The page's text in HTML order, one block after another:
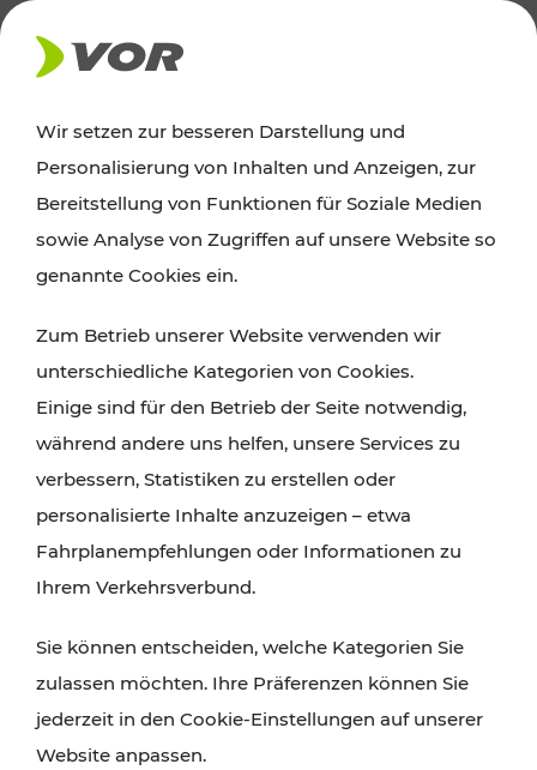
AKTUELLES
News
Alle wichtigen Meldungen zu Fahrplanänderungen,
finden Sie hier im Überblick.
Wir setzen zur besseren Darstellung und
Personalisierung von Inhalten und Anzeigen, zur
Bereitstellung von Funktionen für Soziale Medien
sowie Analyse von Zugriffen auf unsere Website so
genannte Cookies ein.
Zum Betrieb unserer Website verwenden wir
unterschiedliche Kategorien von Cookies.
Einige sind für den Betrieb der Seite notwendig,
während andere uns helfen, unsere Services zu
verbessern, Statistiken zu erstellen oder
personalisierte Inhalte anzuzeigen – etwa
Fahrplanempfehlungen oder Informationen zu
Ihrem Verkehrsverbund.
Sie können entscheiden, welche Kategorien Sie
zulassen möchten. Ihre Präferenzen können Sie
jederzeit in den Cookie-Einstellungen auf unserer
Website anpassen.